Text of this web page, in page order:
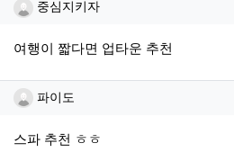
중심지키자
여행이 짧다면 업타운 추천
파이도님의 댓글
파이도
스파 추천 ㅎㅎ